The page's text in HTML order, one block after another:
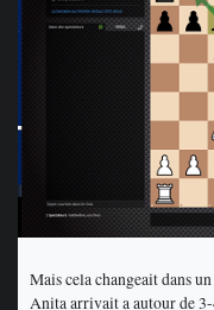
Mais cela changeait dans
Anita arrivait a autour de 3-